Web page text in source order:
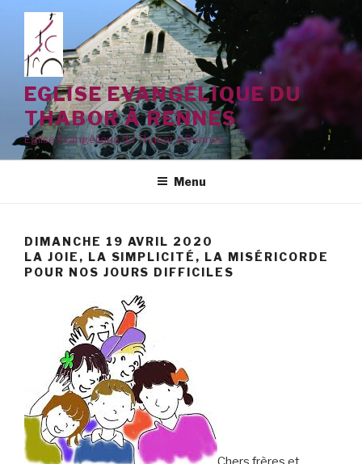
contenu
principal
EGLISE EVANGÉLIQUE DU
THABOR À RENNES
Eglise Evangélique du Thabor à Rennes
Menu
DIMANCHE 19 AVRIL 2020
LA JOIE, LA SIMPLICITÉ, LA MISÉRICORDE
POUR NOS JOURS DIFFICILES